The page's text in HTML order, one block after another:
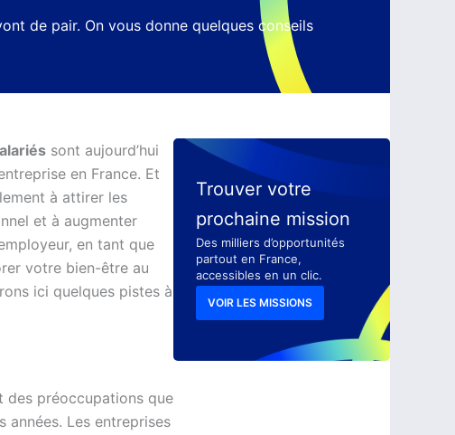
de pair. On vous donne quelques conseils
sont aujourd’hui
en France. Et
à attirer les
et à augmenter
en tant que
votre bien-être au
ici quelques pistes à
des préoccupations que
années. Les entreprises
Trouver votre
prochaine mission
Des milliers d’opportunités
partout en France,
accessibles en un clic.
VOIR LES MISSIONS